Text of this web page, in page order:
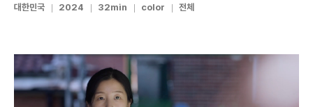
대한민국 2024 32min color 전체